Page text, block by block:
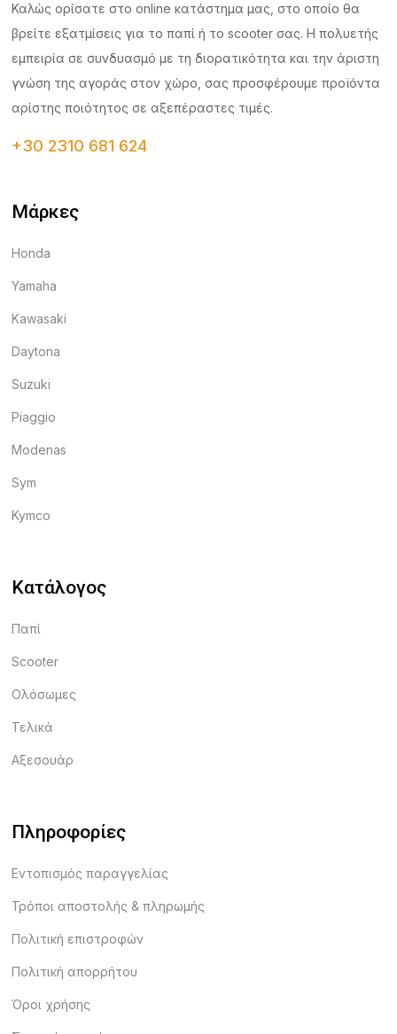
Καλώς ορίσατε στο online κατάστημα μας, στο οποίο θα
βρείτε εξατμίσεις για το παπί ή το scooter σας. Η πολυετής
εμπειρία σε συνδυασμό με τη διορατικότητα και την άριστη
γνώση της αγοράς στον χώρο, σας προσφέρουμε προϊόντα
αρίστης ποιότητος σε αξεπέραστες τιμές.
+30 2310 681 624
Μάρκες
Honda
Yamaha
Kawasaki
Daytona
Suzuki
Piaggio
Modenas
Sym
Kymco
Κατάλογος
Παπί
Scooter
Ολόσωμες
Τελικά
Αξεσουάρ
Πληροφορίες
Εντοπισμός παραγγελίας
Τρόποι αποστολής & πληρωμής
Πολιτική επιστροφών
Πολιτική απορρήτου
Όροι χρήσης